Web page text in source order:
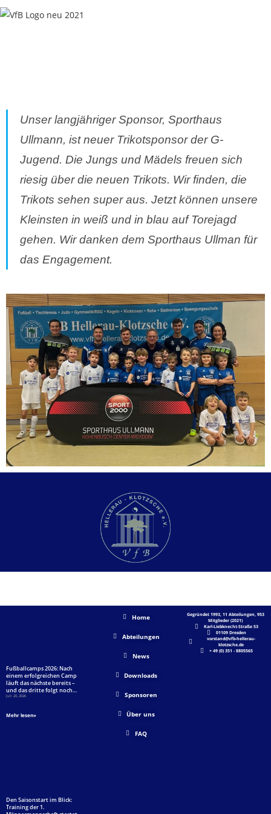
Unser langjähriger Sponsor, Sporthaus
Ullmann, ist neuer Trikotsponsor der G-
Jugend. Die Jungs und Mädels freuen sich
riesig über die neuen Trikots. Wir finden, die
Trikots sehen super aus. Jetzt können unsere
Kleinsten in weiß und in blau auf Torejagd
gehen. Wir danken dem Sporthaus Ullman für
das Engagement.
Fußballcamps 2026: Nach
einem erfolgreichen Camp
läuft das nächste bereits –
und das dritte folgt noch…
Juli 20, 2026
Mehr lesen»
Den Saisonstart im Blick:
Training der 1.
Home
Abteilungen
News
Downloads
Sponsoren
Über uns
FAQ
Gegründet 1993, 11 Abteilungen, 953
Mitglieder (2021)
Karl-Liebknecht-Straße 53
01109 Dresden
vorstand@vfb-hellerau-
klotzsche.de
+ 49 (0) 351 - 8805565